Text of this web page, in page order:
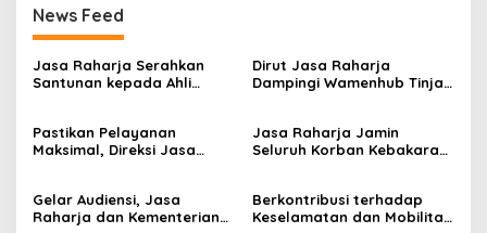
News Feed
Jasa Raharja Serahkan
Santunan kepada Ahli
Dirut Jasa Raharja
Dampingi Wamenhub Tinjau
PHC Surabaya
Pastikan Pelayanan
Maksimal, Direksi Jasa
Sentosa II
Jasa Raharja Jamin
Seluruh Korban Kebakaran
Gelar Audiensi, Jasa
Raharja dan Kementerian
Berkontribusi terhadap
Keselamatan dan Mobilitas